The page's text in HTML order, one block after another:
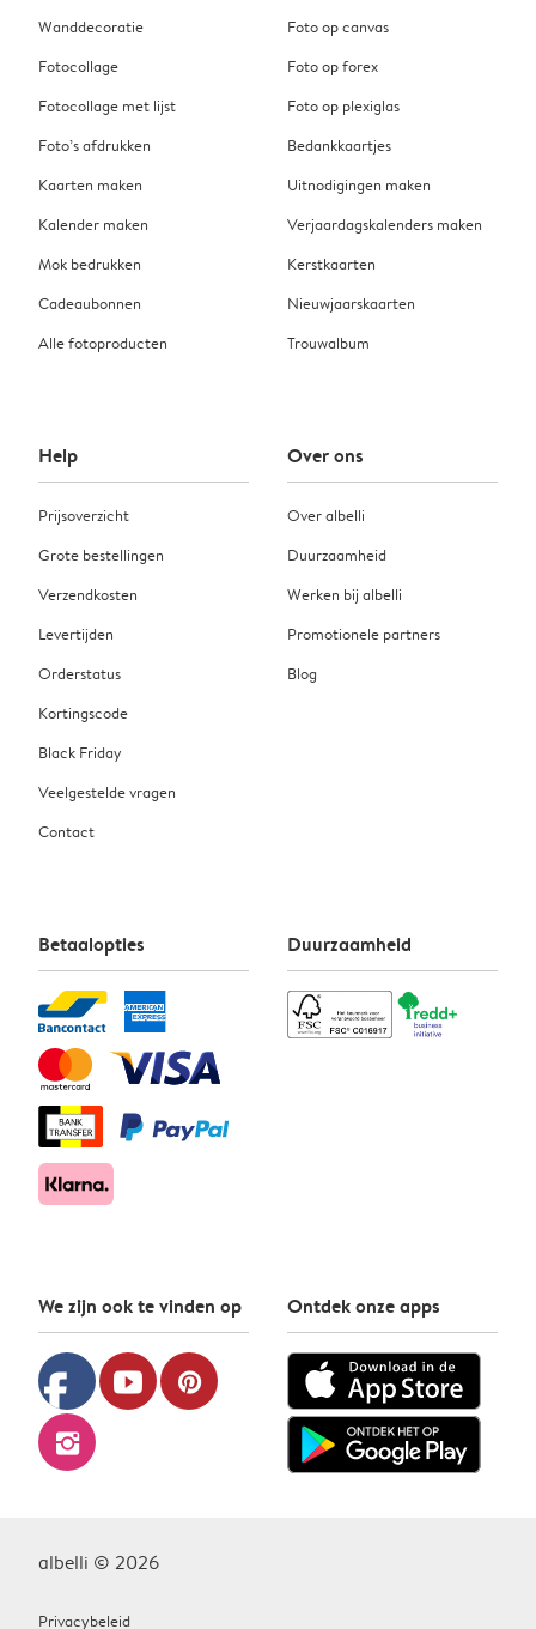
Wanddecoratie
Fotocollage
Fotocollage met lijst
Foto’s afdrukken
Kaarten maken
Kalender maken
Mok bedrukken
Cadeaubonnen
Alle fotoproducten
Foto op canvas
Foto op forex
Foto op plexiglas
Bedankkaartjes
Uitnodigingen maken
Verjaardagskalenders maken
Kerstkaarten
Nieuwjaarskaarten
Trouwalbum
Help
Prijsoverzicht
Grote bestellingen
Verzendkosten
Levertijden
Orderstatus
Kortingscode
Black Friday
Veelgestelde vragen
Contact
Over ons
Over albelli
Duurzaamheid
Werken bij albelli
Promotionele partners
Blog
Betaalopties Duurzaamheid
We zijn ook te vinden op
facebook youtube pinterest
instagram
Ontdek onze apps
albelli © 2026
Privacybeleid